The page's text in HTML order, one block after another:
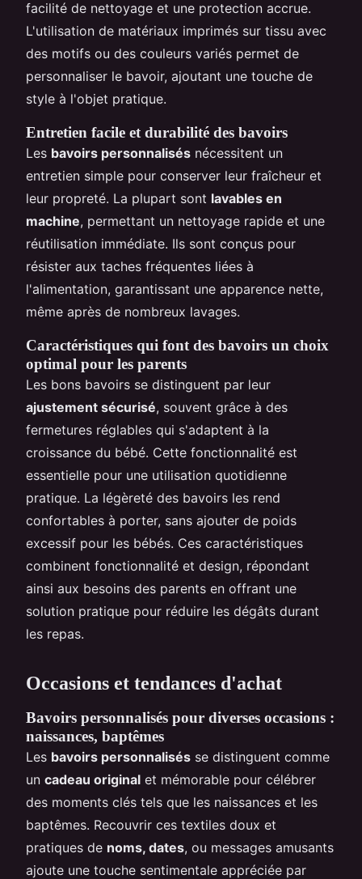
facilité de nettoyage et une protection accrue.
L'utilisation de matériaux imprimés sur tissu avec
des motifs ou des couleurs variés permet de
personnaliser le bavoir, ajoutant une touche de
style à l'objet pratique.
Entretien facile et durabilité des bavoirs
Les bavoirs personnalisés nécessitent un
entretien simple pour conserver leur fraîcheur et
leur propreté. La plupart sont lavables en
machine, permettant un nettoyage rapide et une
réutilisation immédiate. Ils sont conçus pour
résister aux taches fréquentes liées à
l'alimentation, garantissant une apparence nette,
même après de nombreux lavages.
Caractéristiques qui font des bavoirs un choix
optimal pour les parents
Les bons bavoirs se distinguent par leur
ajustement sécurisé, souvent grâce à des
fermetures réglables qui s'adaptent à la
croissance du bébé. Cette fonctionnalité est
essentielle pour une utilisation quotidienne
pratique. La légèreté des bavoirs les rend
confortables à porter, sans ajouter de poids
excessif pour les bébés. Ces caractéristiques
combinent fonctionnalité et design, répondant
ainsi aux besoins des parents en offrant une
solution pratique pour réduire les dégâts durant
les repas.
Occasions et tendances d'achat
Bavoirs personnalisés pour diverses occasions :
naissances, baptêmes
Les bavoirs personnalisés se distinguent comme
un cadeau original et mémorable pour célébrer
des moments clés tels que les naissances et les
baptêmes. Recouvrir ces textiles doux et
pratiques de noms, dates, ou messages amusants
ajoute une touche sentimentale appréciée par